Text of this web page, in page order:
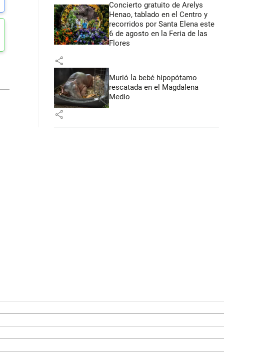
Concierto gratuito de Arelys
Henao, tablado en el Centro y
recorridos por Santa Elena este
6 de agosto en la Feria de las
Flores
share
Murió la bebé hipopótamo
rescatada en el Magdalena
Medio
share